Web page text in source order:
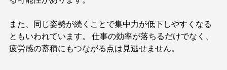
また、同じ姿勢が続くことで集中力が低下しやすくなる
ともいわれています。 仕事の効率が落ちるだけでなく、
疲労感の蓄積にもつながる点は見逃せません。